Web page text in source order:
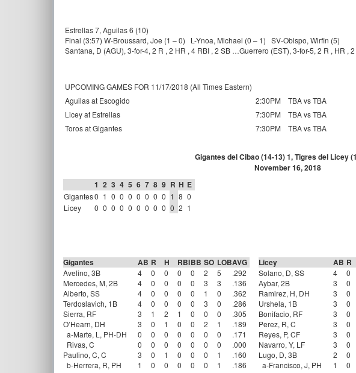
Estrellas 7, Aguilas 6 (10)
Final (3:57) W-Broussard, Joe (1 – 0) L-Ynoa, Michael (0 – 1) SV-Obispo, Wirfin (5)
Santana, D (AGU), 3-for-4, 2 R , 2 HR , 4 RBI , 2 SB …Guerrero (EST), 3-for-5, 2 R , HR ,
UPCOMING GAMES FOR 11/17/2018 (All Times Eastern)
Aguilas at Escogido
2:30PM
TBA vs TBA
Licey at Estrellas
7:30PM
TBA vs TBA
Toros at Gigantes
7:30PM TBA vs TBA
Gigantes del Cibao (14-13) 1, Tigres del Licey
November 16, 2018
1 2 3 4 5 6 7 8 9 R H E
Gigantes0 1 0 0 0 0 0 0 0 1 8 0
Licey
0 0 0 0 0 0 0 0 0 0 2 1
Gigantes AB R H RBIBB SO LOBAVG
Avelino, 3B 4 0 0 0 0 2 5
.292
Mercedes, M, 2B
4 0 0 0 0 3 3
.136
Alberto, SS
4 0 0 0 0 1 0
.362
Terdoslavich, 1B
4 0 0 0 0 3 0
.286
Sierra, RF
3 1 2 1 0 0 0
.305
O’Hearn, DH
3 0 1 0 0 2 1
.189
a-Marte, L, PH-DH
0 0 0 0 0 0 0
.171
Rivas, C
0 0 0 0 0 0 0
.000
Paulino, C, C
3 0 1 0 0 0 1
.160
b-Herrera, R, PH
1 0 0 0 0 0 1
.186
Licey AB R
Solano, D, SS 4 0
Aybar, 2B
3 0
Ramirez, H, DH
3 0
Urshela, 1B
3 0
Bonifacio, RF
3 0
Perez, R, C
3 0
Reyes, P, CF
3 0
Navarro, Y, LF
3 0
Lugo, D, 3B
2 0
a-Francisco, J, PH
1 0